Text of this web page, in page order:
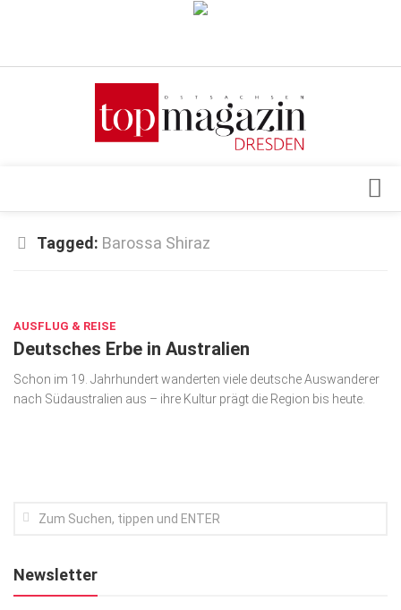
Verkaufsstellen
Top Gesundheitsforum Dresden / Ostsachsen
Geschäft
gesund & schön
Gesellschaft
Podcast
SACHSEN IN PARIS
Tagged: Barossa Shiraz
AUSFLUG & REISE
Deutsches Erbe in Australien
Schon im 19. Jahrhundert wanderten viele deutsche Auswanderer
nach Südaustralien aus – ihre Kultur prägt die Region bis heute.
Newsletter